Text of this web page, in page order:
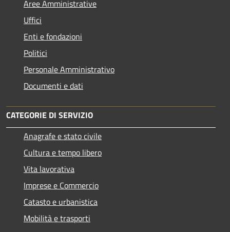
Aree Amministrative
Uffici
Enti e fondazioni
Politici
Personale Amministrativo
Documenti e dati
CATEGORIE DI SERVIZIO
Anagrafe e stato civile
Cultura e tempo libero
Vita lavorativa
Imprese e Commercio
Catasto e urbanistica
Mobilità e trasporti